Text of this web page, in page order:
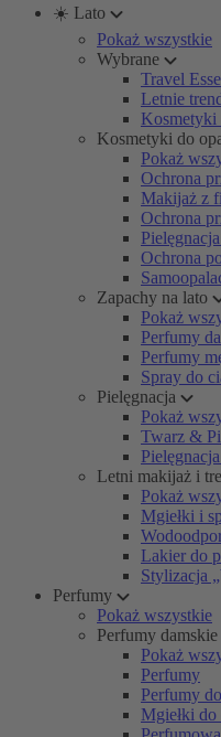
☀️ Lato
Pokaż wszystkie
Wybrane
Travel
Letnie
Kosmetyki
Kosmetyki do
Pokaż
Ochrona
Makijaż z
Ochrona
Ochrona
Zapachy na lato
Pokaż
Perfumy
Perfumy
Spray do
Pielęgnacja
Pokaż
Twarz &
Letni makijaż i
Pokaż
Mgiełki i
Lakier do
Stylizacja
Perfumy
Pokaż wszystkie
Perfumy damskie
Pokaż
Perfumy
Perfumy
Mgiełki do